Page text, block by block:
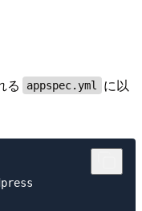
る appspec.yml
に以